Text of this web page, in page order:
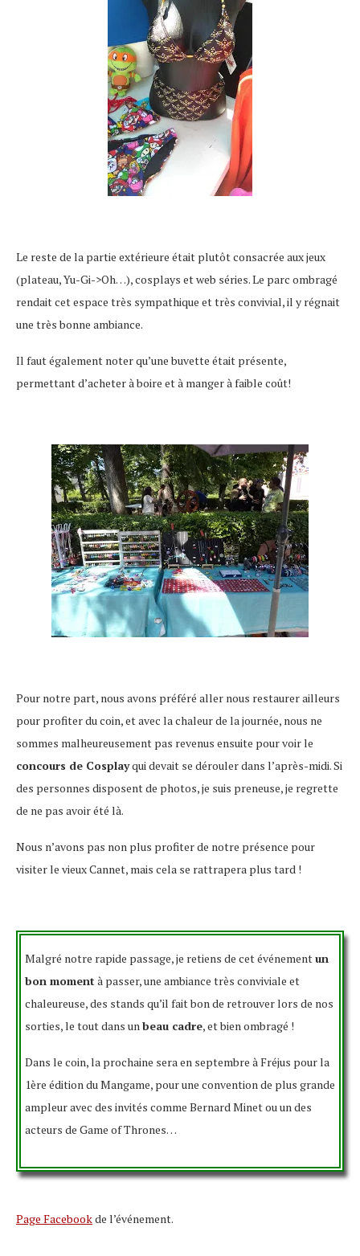
Le reste de la partie extérieure était plutôt consacrée aux jeux
(plateau, Yu-Gi->Oh…), cosplays et web séries. Le parc ombragé
rendait cet espace très sympathique et très convivial, il y régnait
une très bonne ambiance.
Il faut également noter qu’une buvette était présente,
permettant d’acheter à boire et à manger à faible coût!
Pour notre part, nous avons préféré aller nous restaurer ailleurs
pour profiter du coin, et avec la chaleur de la journée, nous ne
sommes malheureusement pas revenus ensuite pour voir le
concours de Cosplayqui devait se dérouler dans l’après-midi. Si
des personnes disposent de photos, je suis preneuse, je regrette
de ne pas avoir été là.
Nous n’avons pas non plus profiter de notre présence pour
visiter le vieux Cannet, mais cela se rattrapera plus tard !
Malgré notre rapide passage, je retiens de cet événementun
bon moment à passer, une ambiance très conviviale et
chaleureuse, des stands qu’il fait bon de retrouver lors de nos
sorties, le tout dans un beau cadre, et bien ombragé !
Dans le coin, la prochaine sera en septembre à Fréjus pour la
1ère édition du Mangame, pour une convention de plus grande
ampleur avec des invités comme Bernard Minet ou un des
acteurs de Game of Thrones…
Page Facebookde l’événement.